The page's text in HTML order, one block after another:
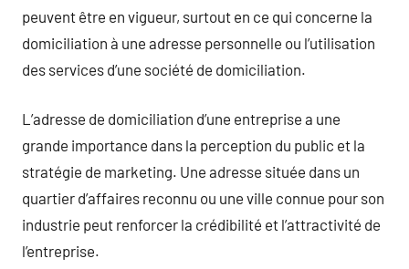
peuvent être en vigueur, surtout en ce qui concerne la
domiciliation à une adresse personnelle ou l’utilisation
des services d’une société de domiciliation.
L’adresse de domiciliation d’une entreprise a une
grande importance dans la perception du public et la
stratégie de marketing. Une adresse située dans un
quartier d’affaires reconnu ou une ville connue pour son
industrie peut renforcer la crédibilité et l’attractivité de
l’entreprise.